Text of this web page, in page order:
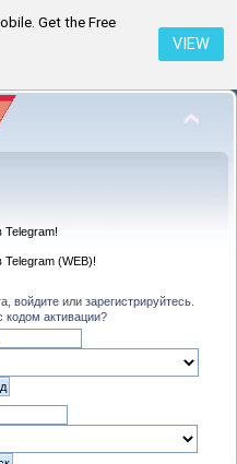
Get the Free
VIEW
(WEB)!
войдитеили зарегистрируйтесь.
кодом активации?